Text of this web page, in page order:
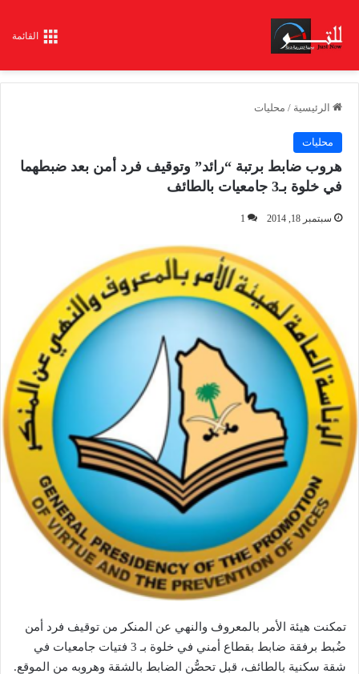
القائمة
الرئيسية / محليات
محليات
هروب ضابط برتبة “رائد” وتوقيف فرد أمن بعد ضبطهما
في خلوة بـ3 جامعيات بالطائف
سبتمبر 18, 2014 1
تمكنت هيئة الأمر بالمعروف والنهي عن المنكر من توقيف فرد أمن
ضُبط برفقة ضابط بقطاع أمني في خلوة بـ 3 فتيات جامعيات في
شقة سكنية بالطائف، قبل تحصُّن الضابط بالشقة وهروبه من الموقع.